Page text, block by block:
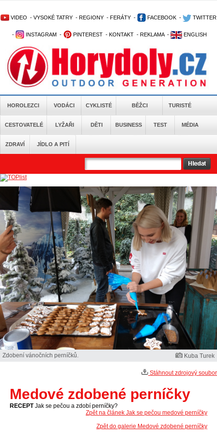
VIDEO - VYSOKÉ TATRY - REGIONY - FERÁTY - FACEBOOK - TWITTER
- INSTAGRAM - PINTEREST - KONTAKT - REKLAMA - ENGLISH
HOROLEZCI VODÁCI CYKLISTÉ BĚŽCI TURISTÉ
CESTOVATELÉ LYŽAŘI DĚTI BUSINESS TEST MÉDIA
ZDRAVÍ JÍDLO A PITÍ
Zdobení vánočních perníčků. Kuba Turek
Stáhnout zdrojový soubor
Medové zdobené perníčky
RECEPTJak se pečou a zdobí perníčky?
Zpět na článek Jak se pečou medové perníčky
Zpět do galerie Medové zdobené perníčky